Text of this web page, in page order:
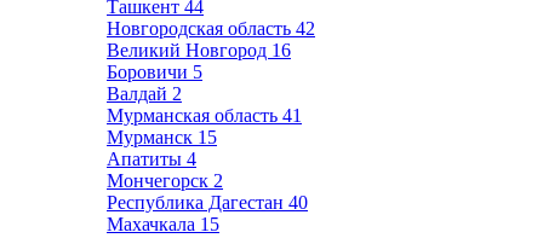
Ташкент 44
Новгородская область 42
Великий Новгород 16
Боровичи 5
Валдай 2
Мурманская область 41
Мурманск 15
Апатиты 4
Мончегорск 2
Республика Дагестан 40
Махачкала 15